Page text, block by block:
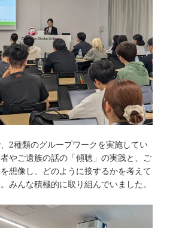
2種類のグループワークを実施してい
やご遺族の話の「傾聴」の実践と、ご
想像し、どのように接するかを考えて
みんな積極的に取り組んでいました。